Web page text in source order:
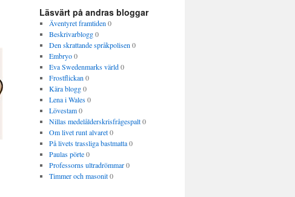
Läsvärt på andras bloggar
Äventyret framtiden 0
Beskrivarblogg0
Den skrattande språkpolisen 0
Embryo0
Eva Swedenmarks värld0
Frostflickan 0
Kära blogg0
Lena i Wales0
Lövestam0
Nillas medelålderskrisfrågespalt0
Om livet runt alvaret0
På livets trassliga bastmatta0
Paulas pörte0
Professorns ultradrömmar0
Timmer och masonit0